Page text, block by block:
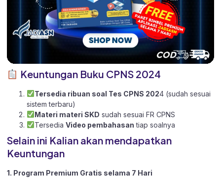
Keuntungan Buku CPNS 2024
Tersedia ribuan soal Tes CPNS 2024 (sudah sesuai
sistem terbaru)
Materi materi SKD sudah sesuai FR CPNS
Tersedia Video pembahasan tiap soalnya
Selain ini Kalian akan mendapatkan
Keuntungan
1. Program Premium Gratis selama 7 Hari